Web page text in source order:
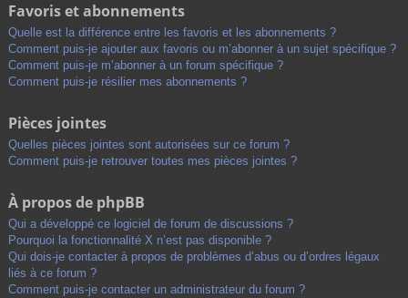
Favoris et abonnements
Quelle est la différence entre les favoris et les abonnements ?
Comment puis-je ajouter aux favoris ou m’abonner à un sujet spécifique ?
Comment puis-je m’abonner à un forum spécifique ?
Comment puis-je résilier mes abonnements ?
Pièces jointes
Quelles pièces jointes sont autorisées sur ce forum ?
Comment puis-je retrouver toutes mes pièces jointes ?
À propos de phpBB
Qui a développé ce logiciel de forum de discussions ?
Pourquoi la fonctionnalité X n’est pas disponible ?
Qui dois-je contacter à propos de problèmes d’abus ou d’ordres légaux
liés à ce forum ?
Comment puis-je contacter un administrateur du forum ?